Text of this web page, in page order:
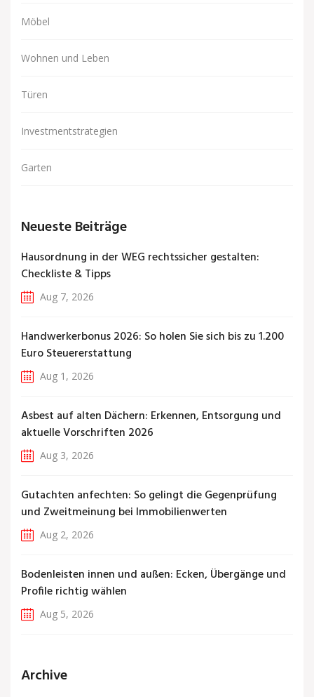
Möbel
Wohnen und Leben
Türen
Investmentstrategien
Garten
Neueste Beiträge
Hausordnung in der WEG rechtssicher gestalten:
Checkliste & Tipps
Aug 7, 2026
Handwerkerbonus 2026: So holen Sie sich bis zu 1.200
Euro Steuererstattung
Aug 1, 2026
Asbest auf alten Dächern: Erkennen, Entsorgung und
aktuelle Vorschriften 2026
Aug 3, 2026
Gutachten anfechten: So gelingt die Gegenprüfung
und Zweitmeinung bei Immobilienwerten
Aug 2, 2026
Bodenleisten innen und außen: Ecken, Übergänge und
Profile richtig wählen
Aug 5, 2026
Archive